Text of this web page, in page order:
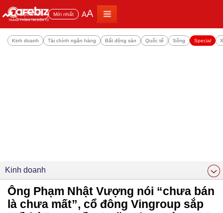
Đọc nhiều Mới nhất AA
Kinh doanh Tài chính ngân hàng Bất động sản Quốc tế Sống Special
Kinh doanh
Ông Phạm Nhật Vượng nói “chưa bán
là chưa mất”, cổ đông Vingroup sắp